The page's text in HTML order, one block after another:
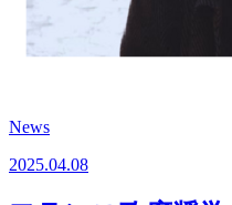
News
2025.04.08